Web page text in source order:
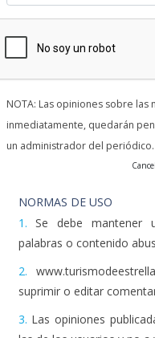
NOTA: Las opiniones sobre las
inmediatamente, quedarán
un administrador del periódico.
NORMAS DE USO
1. Se debe mantener
palabras o contenido
2.
suprimir o editar
3. Las opiniones